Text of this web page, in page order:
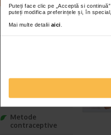
Puteți face clic pe „Acceptă si
puteți modifica preferințele și, în
Mai multe detalii aici
Infertilitate
Relatia de cuplu
Potenta
Metode
contraceptive